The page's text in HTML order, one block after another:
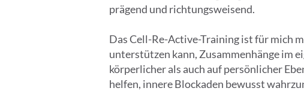
prägend und richtungsweisend.
Das Cell-Re-Active-Training ist für mich
unterstützen kann, Zusammenhänge im
körperlicher als auch auf persönlicher
helfen, innere Blockaden bewusst